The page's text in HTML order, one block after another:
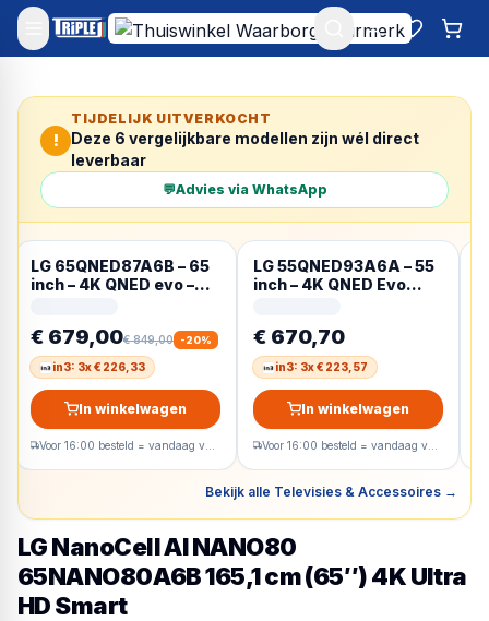
Mijn account
!
TIJDELIJK UITVERKOCHT
Deze 6 vergelijkbare modellen zijn wél direct
leverbaar
💬Advies via WhatsApp
LG 65QNED87A6B – 65
inch – 4K QNED evo –
€ 679,00€ 849,00 -20%
in3: 3x € 226,33
In winkelwagen
LG 55QNED93A6A – 55
inch – 4K QNED Evo
€ 670,70
in3: 3x € 223,57
In winkelwagen
Bekijk alle Televisies & Accessoires →
LG NanoCell AI NANO80
65NANO80A6B 165,1 cm (65″) 4K Ultra
HD Smart